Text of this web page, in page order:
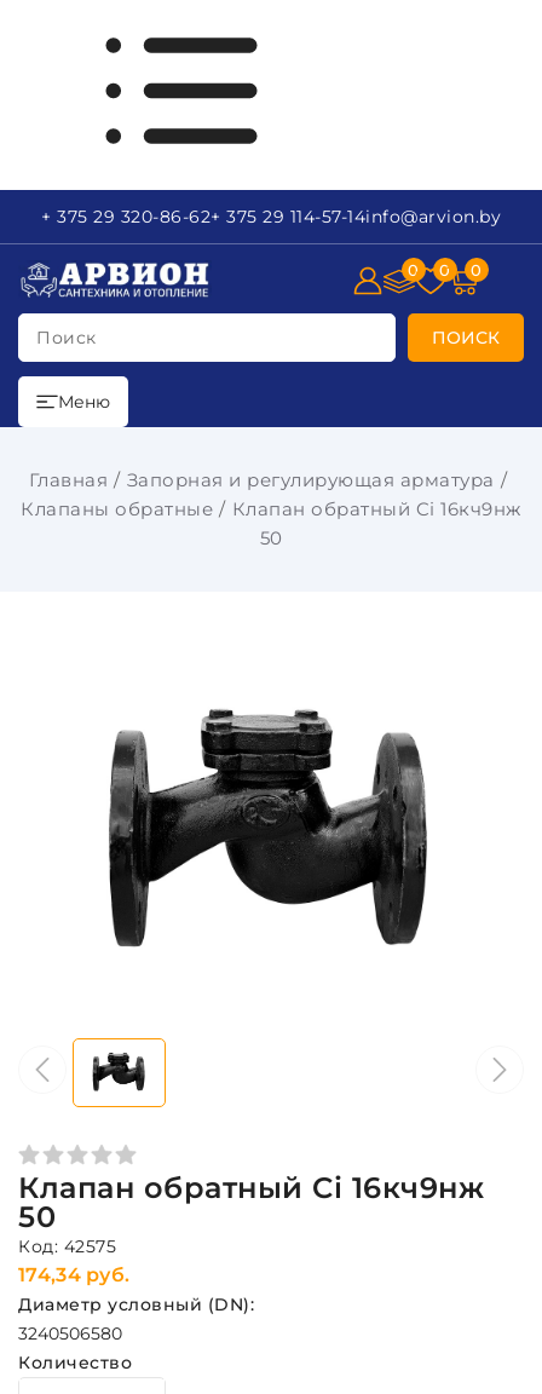
+ 375 29 320-86-62+ 375 29 114-57-14info@arvion.by
Поиск ПОИСК
0 0 0
Меню
Главная
Запорная и регулирующая арматура
Клапаны обратные
Клапан обратный Ci 16кч9нж
50
Клапан обратный Ci 16кч9нж
50
Код: 42575
174,34 руб.
Диаметр условный (DN):
3240506580
Количество